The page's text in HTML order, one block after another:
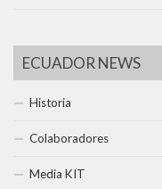
ECUADOR NEWS
Historia
Colaboradores
Media KIT